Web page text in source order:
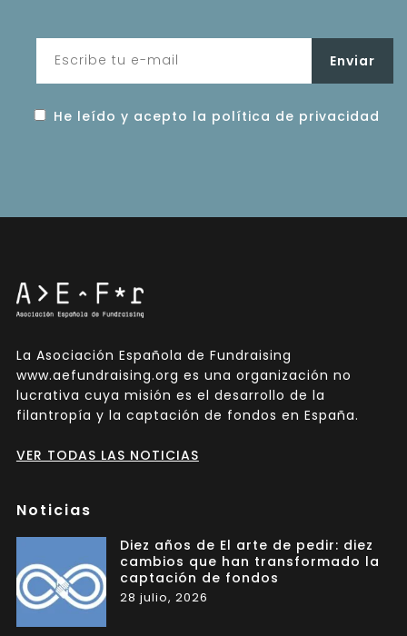
He leído y acepto la política de privacidad
La Asociación Española de Fundraising
www.aefundraising.org es una organización no
lucrativa cuya misión es el desarrollo de la
filantropía y la captación de fondos en España.
VER TODAS LAS NOTICIAS
Noticias
Diez años de El arte de pedir: diez
cambios que han transformado la
captación de fondos
28 julio, 2026